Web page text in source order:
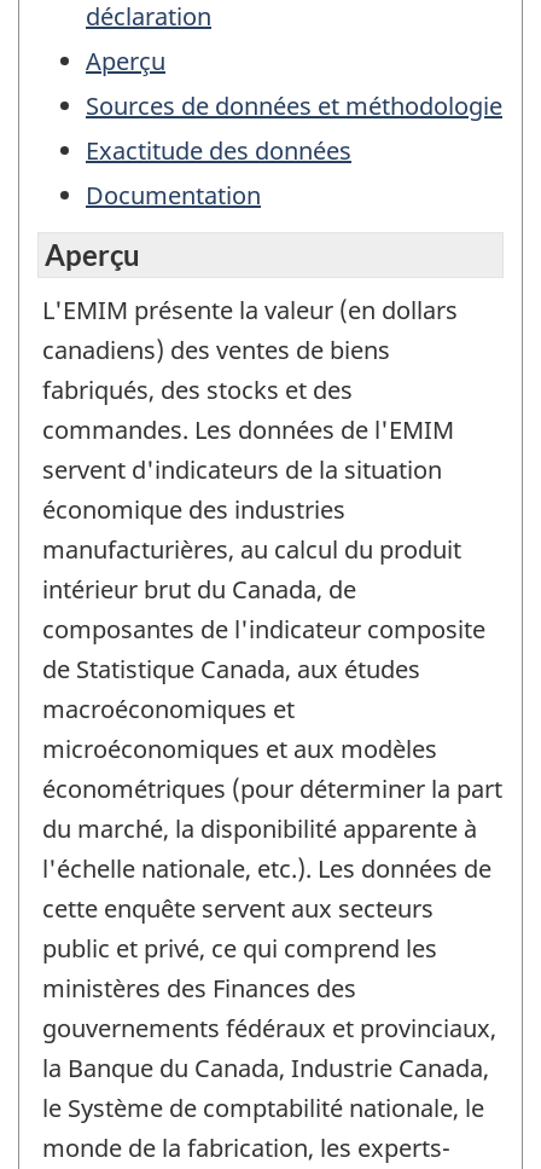
déclaration
Aperçu
Sources de données et méthodologie
Exactitude des données
Documentation
Aperçu
L'EMIM présente la valeur (en dollars
canadiens) des ventes de biens
fabriqués, des stocks et des
commandes. Les données de l'EMIM
servent d'indicateurs de la situation
économique des industries
manufacturières, au calcul du produit
intérieur brut du Canada, de
composantes de l'indicateur composite
de Statistique Canada, aux études
macroéconomiques et
microéconomiques et aux modèles
économétriques (pour déterminer la part
du marché, la disponibilité apparente à
l'échelle nationale, etc.). Les données de
cette enquête servent aux secteurs
public et privé, ce qui comprend les
ministères des Finances des
gouvernements fédéraux et provinciaux,
la Banque du Canada, Industrie Canada,
le Système de comptabilité nationale, le
monde de la fabrication, les experts-